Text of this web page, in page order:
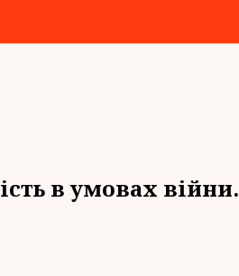
в умовах війни.